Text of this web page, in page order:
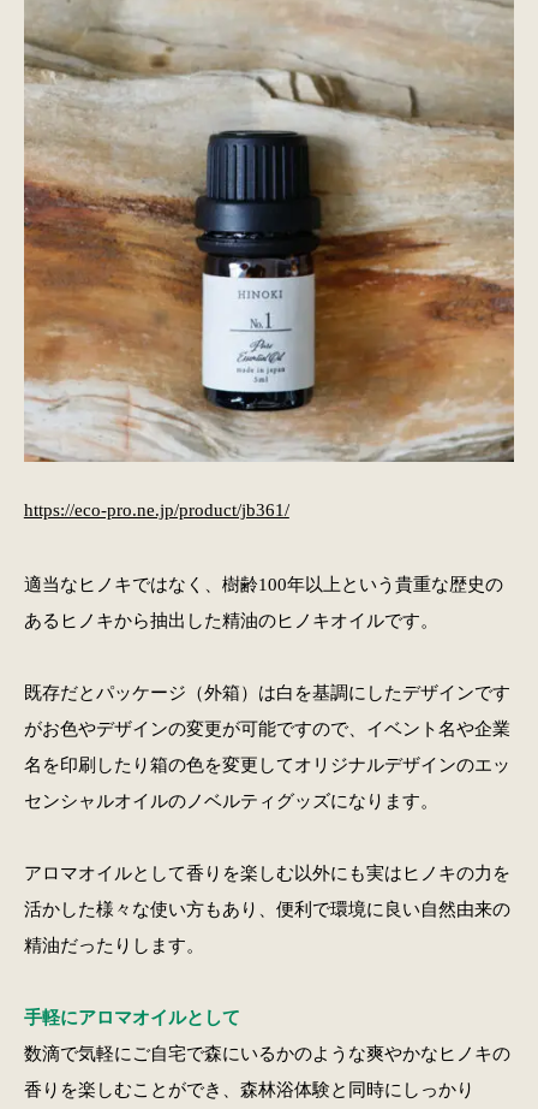
https://eco-pro.ne.jp/product/jb361/
適当なヒノキではなく、樹齢100年以上という貴重な歴史の
あるヒノキから抽出した精油のヒノキオイルです。
既存だとパッケージ（外箱）は白を基調にしたデザインです
がお色やデザインの変更が可能ですので、イベント名や企業
名を印刷したり箱の色を変更してオリジナルデザインのエッ
センシャルオイルのノベルティグッズになります。
アロマオイルとして香りを楽しむ以外にも実はヒノキの力を
活かした様々な使い方もあり、便利で環境に良い自然由来の
精油だったりします。
手軽にアロマオイルとして
数滴で気軽にご自宅で森にいるかのような爽やかなヒノキの
香りを楽しむことができ、森林浴体験と同時にしっかり